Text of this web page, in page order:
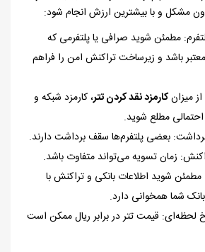
مشکل و با بیشترین ارزش انجام شود:
مطمئن شوید صرافی یا پلتفرمی که
باشد و زیرساخت تراکنش امن را فراهم
میزانکارمزد نقد کردن تتر، کارمزد شبکه و
مطلع شوید.
بعضی پلتفرم‌ها سقف برداشت دارند.
زمان تسویه می‌تواند متفاوت باشد.
مطمئن شوید اطلاعات بانکی و تراکنش با
شما همخوانی دارد.
لحظه‌ای: قیمت تتر در برابر ریال ممکن است